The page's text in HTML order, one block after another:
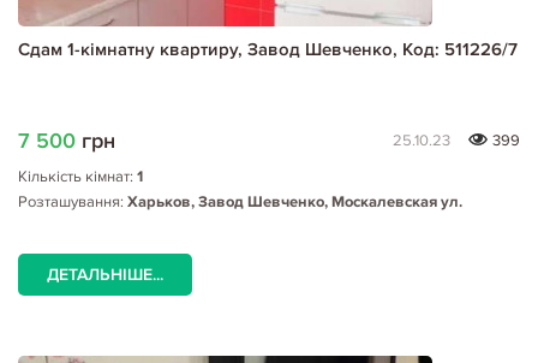
Сдам 1-кімнатну квартиру, Завод Шевченко, Код: 511226/7
7 500 грн 25.10.23
399
Кількість кімнат: 1
Розташування: Харьков, Завод Шевченко, Москалевская ул.
ДЕТАЛЬНІШЕ...